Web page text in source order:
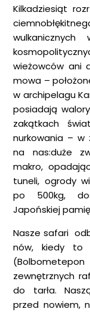
Kilkadziesiąt
wieżowców ani
mowa –
w archipelagu
posiadają
zakątkach
nurkowania – w
na nas:duże
makro,
tuneli, ogrody
po 500kg,
Japońskiej
Nasze safari
nów, kiedy to
zewnętrznych
do tarła.
przed nowiem,